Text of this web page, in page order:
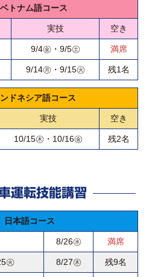
トナム語コース
実技 空き
9/4㊎・9/5㊏ 満席
9/14㊊・9/15㊋ 残1名
ドネシア語コース
実技 空き
10/15㊍・10/16㊎ 残2名
運転技能講習
本語コース
8/26㊌ 満席
㊋ 8/27㊍ 残9名